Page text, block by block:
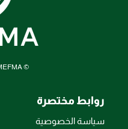
© Copyright – MEFMA
روابط مختصرة
سياسة الخصوصية